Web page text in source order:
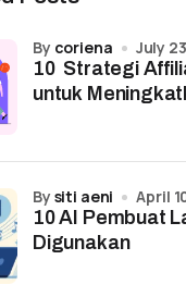
10 Strategi
untuk
by coriena July
10 AI Pembuat
Digunakan
by siti aeni April